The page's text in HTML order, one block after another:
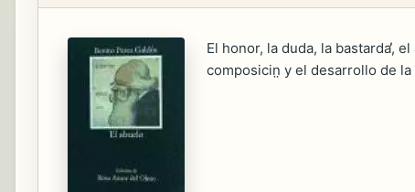
El honor, la duda, la bastarda̕,
composicin̤ y el desarrollo de